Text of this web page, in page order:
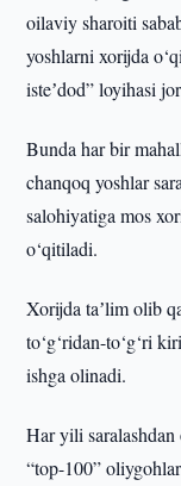
oilaviy sharoiti
yoshlarni xorijda
isteʼdod” loyihasi
Bunda har bir
chanqoq yoshlar
salohiyatiga mos
o‘qitiladi.
Xorijda taʼlim olib
to‘g‘ridan-to‘g‘ri
ishga olinadi.
Har yili
“top-100”